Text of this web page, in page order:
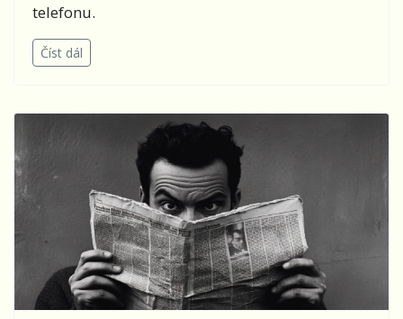
telefonu.
Číst dál